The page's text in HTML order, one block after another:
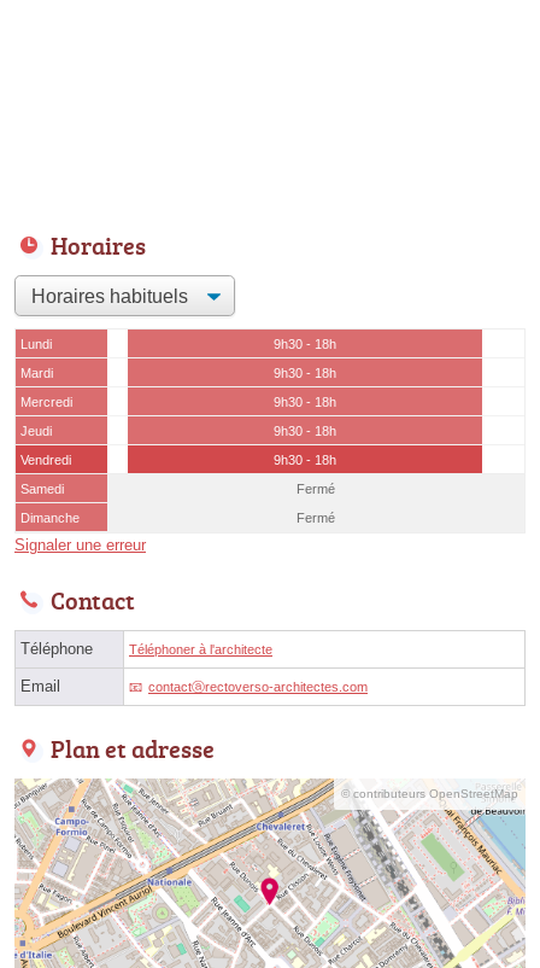
Horaires
Lundi
9h30 - 18h
Mardi
9h30 - 18h
Mercredi
9h30 - 18h
Jeudi
9h30 - 18h
Vendredi
9h30 - 18h
Samedi
Fermé
Dimanche
Fermé
Signaler une erreur
Contact
Téléphone Téléphoner à l'architecte
Email contactⓐrectoverso-architectes.com
Plan et adresse
© contributeurs OpenStreetMap